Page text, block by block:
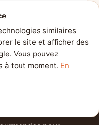
lecteurs.
similaires
le site et afficher des
Vous pouvez
à tout moment. En